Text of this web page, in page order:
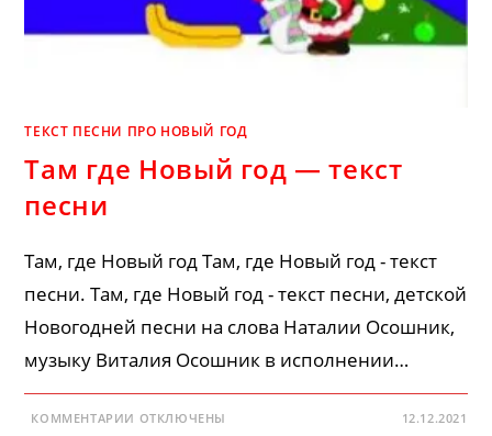
ТЕКСТ ПЕСНИ ПРО НОВЫЙ ГОД
Там где Новый год — текст
песни
Там, где Новый год Там, где Новый год - текст
песни. Там, где Новый год - текст песни, детской
Новогодней песни на слова Наталии Осошник,
музыку Виталия Осошник в исполнении…
КОММЕНТАРИИ КОТКЛЮЧЕНЫ 12.12.2021